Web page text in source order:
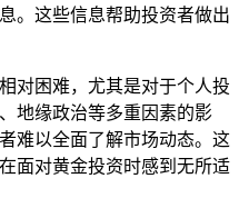
。这些信息帮助投资者做出
对困难，尤其是对于个人投
地缘政治等多重因素的影
难以全面了解市场动态。这
面对黄金投资时感到无所适